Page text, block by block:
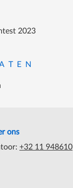
ons
+32 11 948610
2023